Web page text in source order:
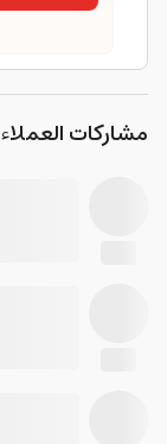
مشاركات العملاء